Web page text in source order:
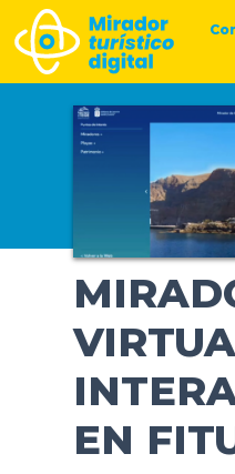
al
contenido
EN
Navegación
de
entradas